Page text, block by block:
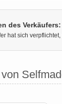
des Verkäufers:
hat sich